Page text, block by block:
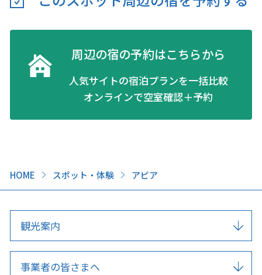
HOME スポット・体験 アピア
周辺の宿の予約はこちらから
人気サイトの宿泊プランを一括比較
オンラインで空室確認＋予約
観光案内
事業者の皆さまへ